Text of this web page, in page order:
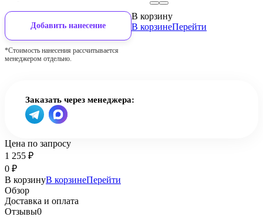
Добавить нанесение
*Стоимость нанесения рассчитывается
менеджером отдельно.
В корзину
В корзинеПерейти
Заказать через менеджера:
Цена по запросу
1 255 ₽
0 ₽
В корзинуВ корзинеПерейти
Обзор
Доставка и оплата
Отзывы0